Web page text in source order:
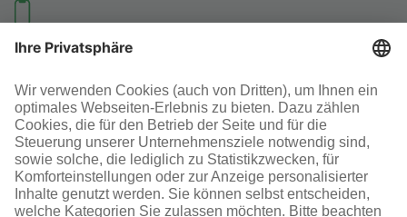
Investoren-Kontakt
+49 69 305-46300
SOCIAL MEDIA